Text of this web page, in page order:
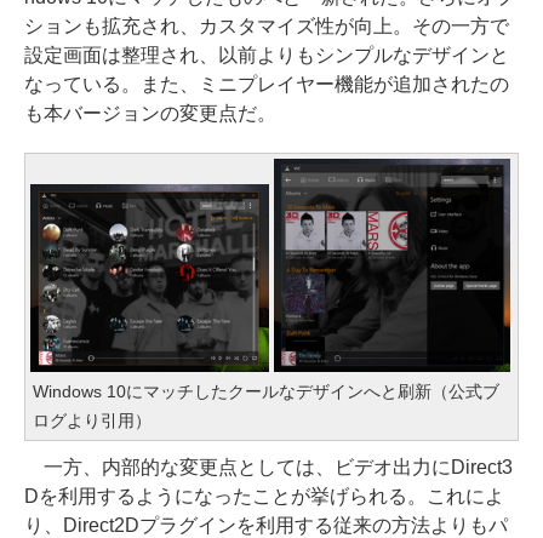
ションも拡充され、カスタマイズ性が向上。その一方で
設定画面は整理され、以前よりもシンプルなデザインと
なっている。また、ミニプレイヤー機能が追加されたの
も本バージョンの変更点だ。
Windows 10にマッチしたクールなデザインへと刷新（公式ブ
ログより引用）
一方、内部的な変更点としては、ビデオ出力にDirect3
Dを利用するようになったことが挙げられる。これによ
り、Direct2Dプラグインを利用する従来の方法よりもパ